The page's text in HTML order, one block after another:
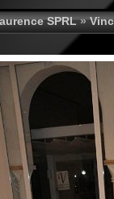
SPRL»